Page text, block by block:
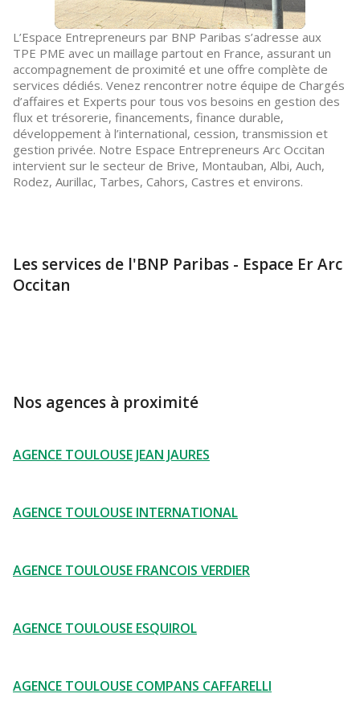
L’Espace Entrepreneurs par BNP Paribas s’adresse aux
TPE PME avec un maillage partout en France, assurant un
accompagnement de proximité et une offre complète de
services dédiés. Venez rencontrer notre équipe de Chargés
d’affaires et Experts pour tous vos besoins en gestion des
flux et trésorerie, financements, finance durable,
développement à l’international, cession, transmission et
gestion privée. Notre Espace Entrepreneurs Arc Occitan
intervient sur le secteur de Brive, Montauban, Albi, Auch,
Rodez, Aurillac, Tarbes, Cahors, Castres et environs.
Les services de l'BNP Paribas - Espace Er Arc
Occitan
Nos agences à proximité
AGENCE TOULOUSE JEAN JAURES
AGENCE TOULOUSE INTERNATIONAL
AGENCE TOULOUSE FRANCOIS VERDIER
AGENCE TOULOUSE ESQUIROL
AGENCE TOULOUSE COMPANS CAFFARELLI